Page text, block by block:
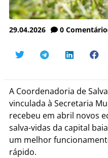
29.04.2026 0
A Coordenadoria de
vinculada à Secretaria
recebeu em abril novos
salva-vidas da capital
um melhor
rápido.